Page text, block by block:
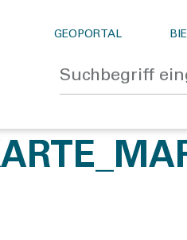
GEOPORTAL